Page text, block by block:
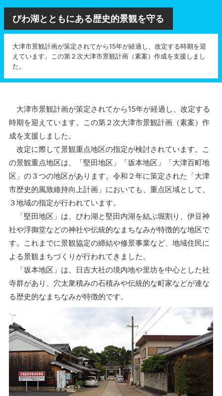
びわ湖とともにある歴史的景観を守る
大津市景観計画が策定されてから15年が経過し、改定する時期を迎
えています。この第２次大津市景観計画（素案）作成を支援しまし
た。
大津市景観計画が策定されてから15年が経過し、改定する
時期を迎えています。この第２次大津市景観計画（素案）作
成を支援しました。
改定に際して景観重点地区の指定が検討されています。こ
の景観重点地区は、「堅田地区」「坂本地区」「大津百町地
区」の３つの地区があります。令和２年に策定された「大津
市歴史的風致維持向上計画」においても、重点区域として、
３地域の指定が行われています。
「堅田地区」は、びわ湖と堅田内湖を結ぶ堀割り、伊豆神
社や浮御堂などの神社や伝統的なまちなみが特徴的な地区で
す。これまでに景観協定の締結や修景事業など、地域住民に
よる景観まちづくりが行われてきました。
「坂本地区」は、日吉大社の境内地や里坊を中心とした社
寺群があり、穴太衆積みの石積みや伝統的な町家などが連な
る歴史的なまちなみが特徴的です。